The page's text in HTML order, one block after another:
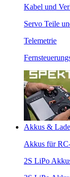
Kabel und
Servo Teile
Telemetrie
Akkus &
Akkus für
2S LiPo